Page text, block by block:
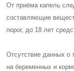
От приёма капель
составляющие
порог, до 18 лет
Отсутствие данных о
на беременных и